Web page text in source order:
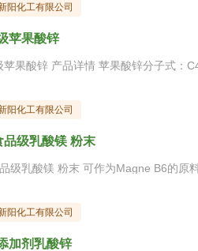
阳化工有限公司
苹果酸锌
阳化工有限公司
品级乳酸镁 粉末
阳化工有限公司
加剂乳酸锌